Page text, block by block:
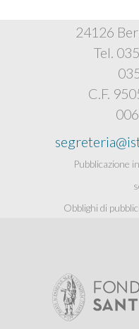
24126
Tel.
C.F.
Pubblicazione
Obblighi di